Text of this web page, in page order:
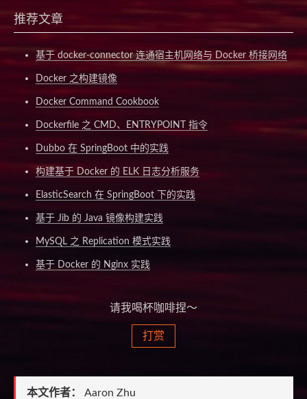
推荐文章
基于 docker-connector 连通宿主机网络与 Docker 桥接网络
Docker 之构建镜像
Docker Command Cookbook
Dockerfile 之 CMD、ENTRYPOINT 指令
Dubbo 在 SpringBoot 中的实践
构建基于 Docker 的 ELK 日志分析服务
ElasticSearch 在 SpringBoot 下的实践
基于 Jib 的 Java 镜像构建实践
MySQL 之 Replication 模式实践
基于 Docker 的 Nginx 实践
请我喝杯咖啡捏～
打赏
本文作者： Aaron Zhu